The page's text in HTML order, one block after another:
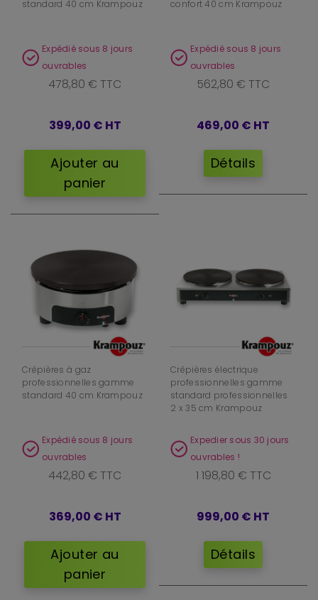
standard 40 cm Krampouz
Expédié sous 8 jours
ouvrables
478,80 € TTC
399,00 € HT
Ajouter au
panier
confort 40 cm Krampouz
Expédié sous 8 jours
ouvrables
562,80 € TTC
469,00 € HT
Détails
Crêpières à gaz
professionnelles gamme
standard 40 cm Krampouz
Expédié sous 8 jours
ouvrables
442,80 € TTC
369,00 € HT
Ajouter au
panier
Crêpières électrique
professionnelles gamme
standard professionnelles
2 x 35 cm Krampouz
Expedier sous 30 jours
ouvrables !
1 198,80 € TTC
999,00 € HT
Détails